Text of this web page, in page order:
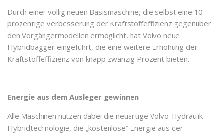
Durch einer völlig neuen Basismaschine, die selbst eine 10-
prozentige Verbesserung der Kraftstoffeffizienz gegenüber
den Vorgängermodellen ermöglicht, hat Volvo neue
Hybridbagger eingeführt, die eine weitere Erhöhung der
Kraftstoffeffizienz von knapp zwanzig Prozent bieten.
Energie aus dem Ausleger gewinnen
Alle Maschinen nutzen dabei die neuartige Volvo-Hydraulik-
Hybridtechnologie, die „kostenlose“ Energie aus der